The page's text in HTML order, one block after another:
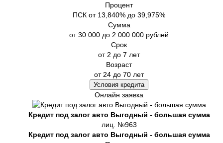
Процент
ПСК от 13,840% до 39,975%
Сумма
от 30 000 до 2 000 000 рублей
Срок
от 2 до 7 лет
Возраст
от 24 до 70 лет
Условия кредита
Онлайн заявка
Кредит под залог авто Выгодный - большая сумма
лиц. №963
Кредит под залог авто Выгодный - большая сумма